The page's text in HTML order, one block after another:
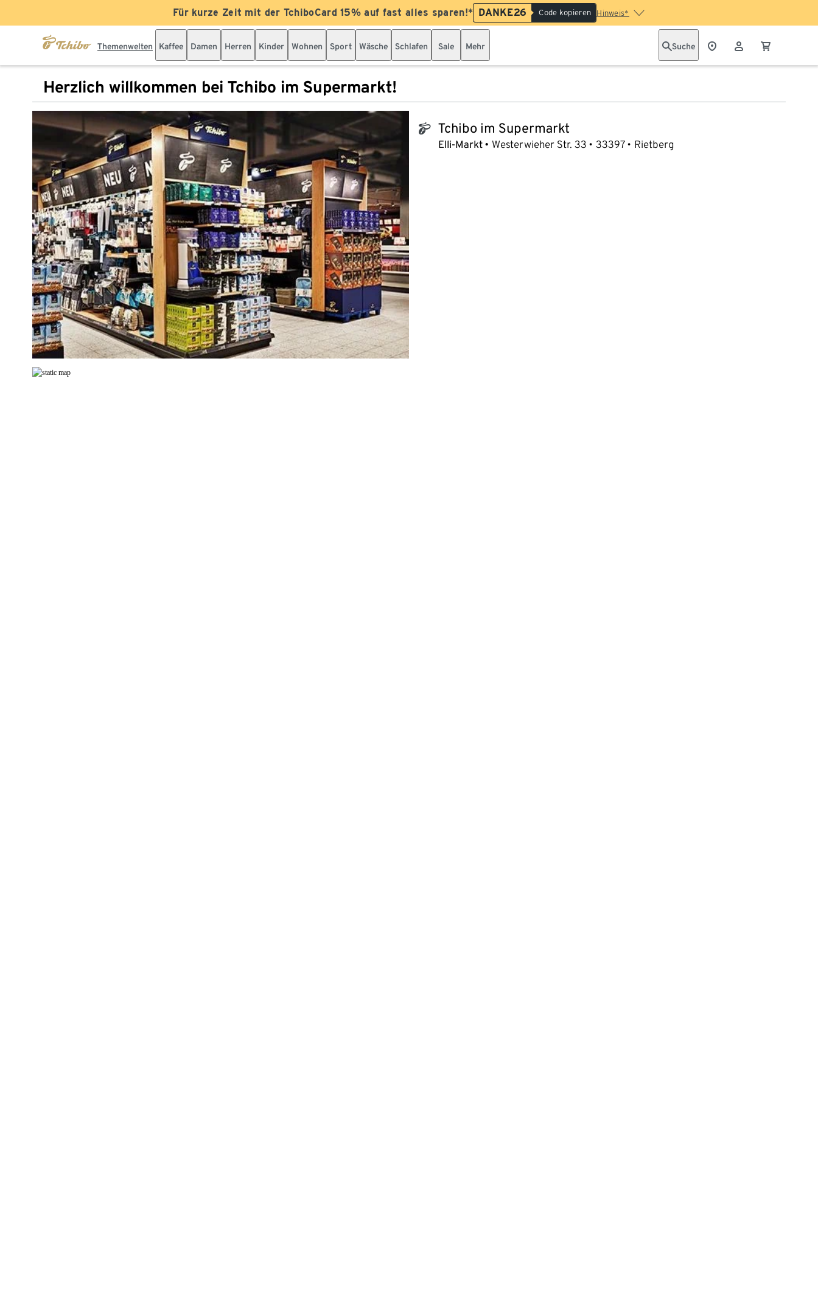
Für kurze Zeit mit der TchiboCard 15% auf fast alles sparen!* DANKE26 Code kopieren Hinweis*
Themenwelten Kaffee Damen Herren Kinder Wohnen Sport Wäsche Schlafen Sale Mehr Suche
Herzlich willkommen bei Tchibo im Supermarkt!
tchibo_logo Tchibo im Supermarkt
Elli-Markt Westerwieher Str. 33 33397 Rietberg